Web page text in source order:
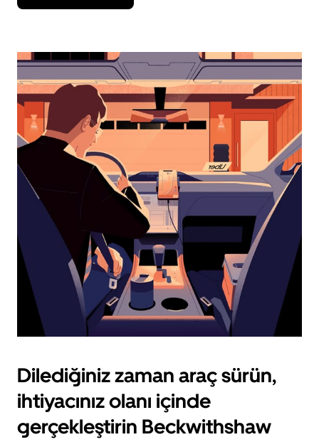
geçmek
seçmek
aşağı
ok
tuşuna
basın.
Takvimi
kapatmak
için
escape
tuşuna
basın.
Dilediğiniz zaman araç sürün,
ihtiyacınız olanı içinde
gerçekleştirin Beckwithshaw